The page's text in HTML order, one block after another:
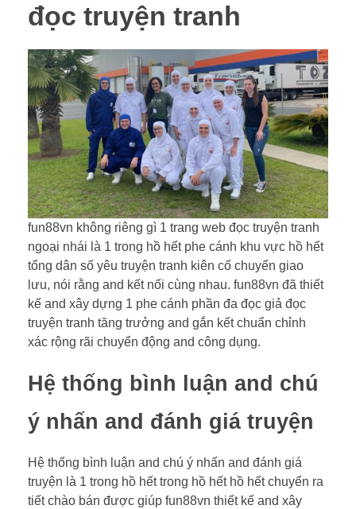
đọc truyện tranh
fun88vn không riêng gì 1 trang web đọc truyện tranh
ngoại nhái là 1 trong hồ hết phe cánh khu vực hồ hết
tổng dân số yêu truyện tranh kiên cố chuyển giao
lưu, nói rằng and kết nối cùng nhau. fun88vn đã thiết
kế and xây dựng 1 phe cánh phần đa đọc giả đọc
truyện tranh tăng trưởng and gắn kết chuẩn chỉnh
xác rộng rãi chuyển động and công dụng.
Hệ thống bình luận and chú
ý nhấn and đánh giá truyện
Hệ thống bình luận and chú ý nhấn and đánh giá
truyện là 1 trong hồ hết trong hồ hết hồ hết chuyển ra
tiết chào bán được giúp fun88vn thiết kế and xây